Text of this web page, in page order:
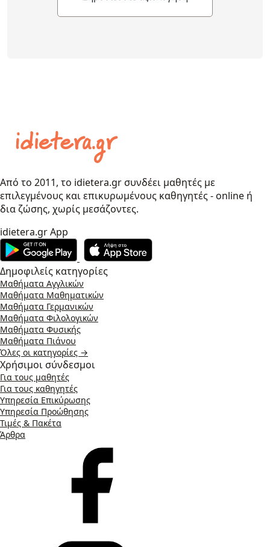
Από το 2011, το idietera.gr συνδέει μαθητές με
επιλεγμένους και επικυρωμένους καθηγητές - online ή
δια ζώσης, χωρίς μεσάζοντες.
idietera.gr App
Δημοφιλείς κατηγορίες
Μαθήματα Αγγλικών
Μαθήματα Μαθηματικών
Μαθήματα Γερμανικών
Μαθήματα Φιλολογικών
Μαθήματα Φυσικής
Μαθήματα Πιάνου
Όλες οι κατηγορίες →
Χρήσιμοι σύνδεσμοι
Για τους μαθητές
Για τους καθηγητές
Υπηρεσία Επικύρωσης
Υπηρεσία Προώθησης
Τιμές & Πακέτα
Άρθρα